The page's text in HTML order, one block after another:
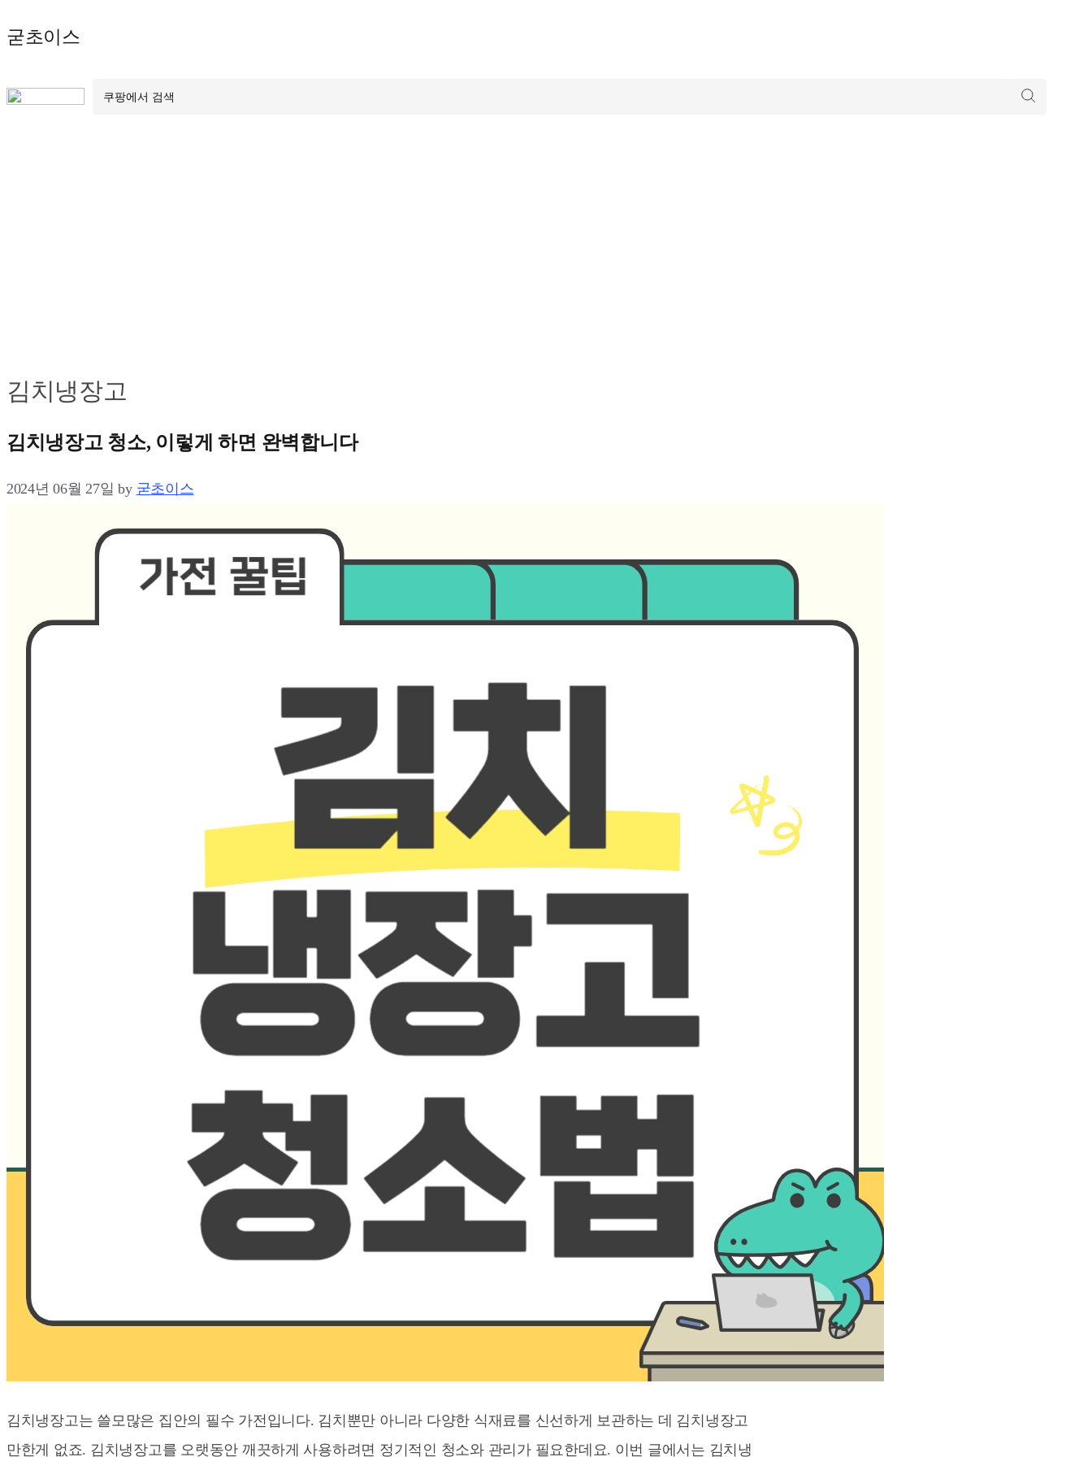
Skip
content
굳초이스
김치냉장고
김치냉장고 청소, 이렇게 하면 완벽합니다
2024년 06월 27일 by 굳초이스
김치냉장고는 쓸모많은 집안의 필수 가전입니다. 김치뿐만 아니라 다양한 식재료를 신선하게 보관하는 데 김치냉장고
만한게 없죠. 김치냉장고를 오랫동안 깨끗하게 사용하려면 정기적인 청소와 관리가 필요한데요. 이번 글에서는 김치냉